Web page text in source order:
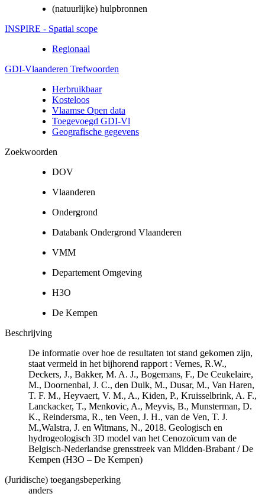
(natuurlijke) hulpbronnen
INSPIRE - Spatial scope
Regionaal
GDI-Vlaanderen Trefwoorden
Herbruikbaar
Kosteloos
Vlaamse Open data
Toegevoegd GDI-Vl
Geografische gegevens
Zoekwoorden
DOV
Vlaanderen
Ondergrond
Databank Ondergrond Vlaanderen
VMM
Departement Omgeving
H3O
De Kempen
Beschrijving
De informatie over hoe de resultaten tot stand gekomen zijn,
staat vermeld in het bijhorend rapport : Vernes, R.W.,
Deckers, J., Bakker, M. A. J., Bogemans, F., De Ceukelaire,
M., Doornenbal, J. C., den Dulk, M., Dusar, M., Van Haren,
T. F. M., Heyvaert, V. M., A., Kiden, P., Kruisselbrink, A. F.,
Lanckacker, T., Menkovic, A., Meyvis, B., Munsterman, D.
K., Reindersma, R., ten Veen, J. H., van de Ven, T. J.
M.,Walstra, J. en Witmans, N., 2018. Geologisch en
hydrogeologisch 3D model van het Cenozoïcum van de
Belgisch-Nederlandse grensstreek van Midden-Brabant / De
Kempen (H3O – De Kempen)
(Juridische) toegangsbeperking
anders